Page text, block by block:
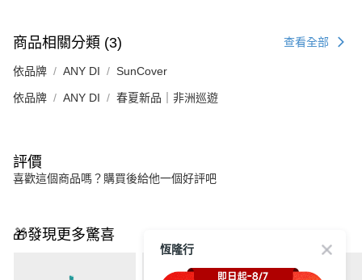
商品相關分類 (3) 查看全部
依品牌 ANY DI SunCover
依品牌 ANY DI 春夏新品｜非洲巡遊
評價
喜歡這個商品嗎？購買後給他一個好評吧
🎁發現更多驚喜
恆隆行